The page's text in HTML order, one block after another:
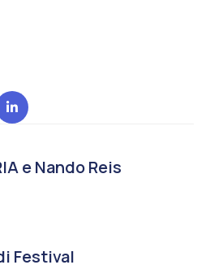
e Nando Reis
Festival